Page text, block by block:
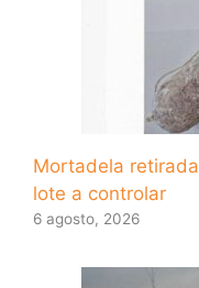
Mortadela
lote a controlar
6 agosto, 2026